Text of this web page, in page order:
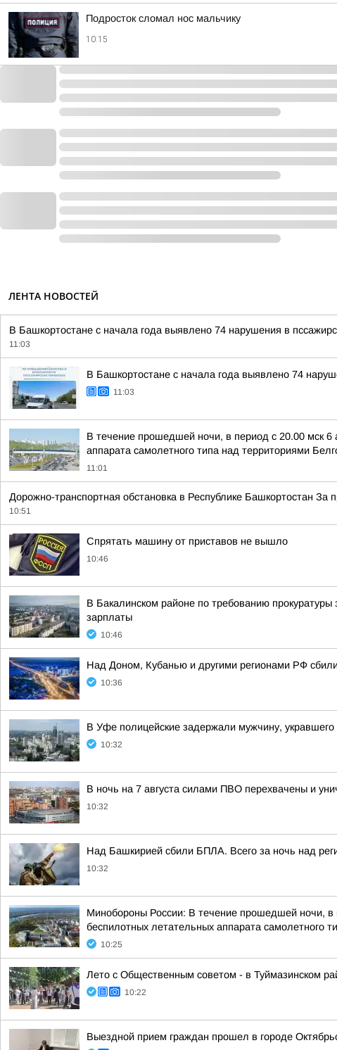
Подросток сломал нос мальчику
10:15
ЛЕНТА НОВОСТЕЙ
В Башкортостане с начала года выявлено 74 нарушения в
11:03
В Башкортостане с начала года выявлено 74
11:03
В течение прошедшей ночи, в период с 20.00 мск 6
аппарата самолетного типа над территориями
11:01
Дорожно-транспортная обстановка в Республике Башкортостан
10:51
Спрятать машину от приставов не вышло
10:46
В Бакалинском районе по требованию
зарплаты
10:46
Над Доном, Кубанью и другими регионами РФ
10:36
В Уфе полицейские задержали мужчину,
10:32
В ночь на 7 августа силами ПВО перехвачены и
10:32
Над Башкирией сбили БПЛА. Всего за ночь над
10:32
Минобороны России: В течение прошедшей ночи, в
беспилотных летательных аппарата самолетного
10:25
Лето с Общественным советом - в Туймазинском
10:22
Выездной прием граждан прошел в городе